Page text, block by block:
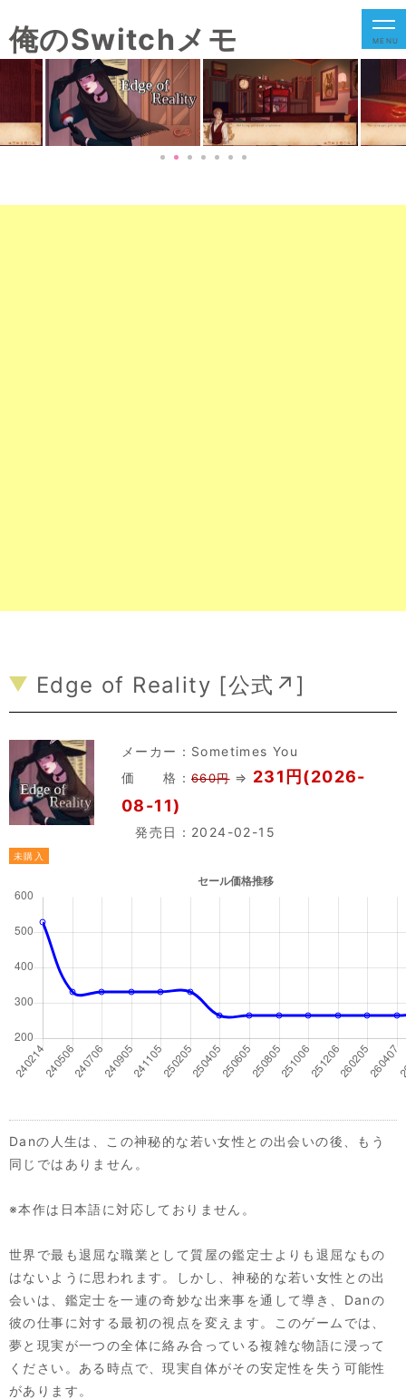
俺のSwitchメモ MENU
Edge of Reality [公式↗]
メーカー： Sometimes You
価 格： 660円⇒ 231円(2026-
08-11)
発売日：2024-02-15
未購入
Danの人生は、この神秘的な若い女性との出会いの後、もう
同じではありません。
※本作は日本語に対応しておりません。
世界で最も退屈な職業として質屋の鑑定士よりも退屈なもの
はないように思われます。しかし、神秘的な若い女性との出
会いは、鑑定士を一連の奇妙な出来事を通して導き、Danの
彼の仕事に対する最初の視点を変えます。このゲームでは、
夢と現実が一つの全体に絡み合っている複雑な物語に浸って
ください。ある時点で、現実自体がその安定性を失う可能性
があります。